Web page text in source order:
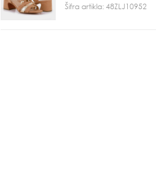
Šifra artikla: 48ZLJ10952